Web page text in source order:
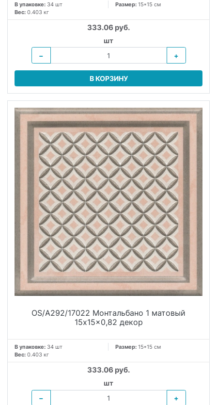
В упаковке: 34 шт Размер: 15*15 см
Вес: 0.403 кг
333.06 руб.
шт
−
+
В КОРЗИНУ
OS/A292/17022 Монтальбано 1 матовый
15x15x0,82 декор
В упаковке: 34 шт Размер: 15*15 см
Вес: 0.403 кг
333.06 руб.
шт
−
+